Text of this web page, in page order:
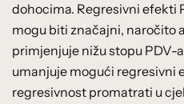
dohocima. Regresivni efekti
mogu biti značajni, naročito
primjenjuje nižu stopu PDV-
umanjuje mogući regresivni
regresivnost promatrati u